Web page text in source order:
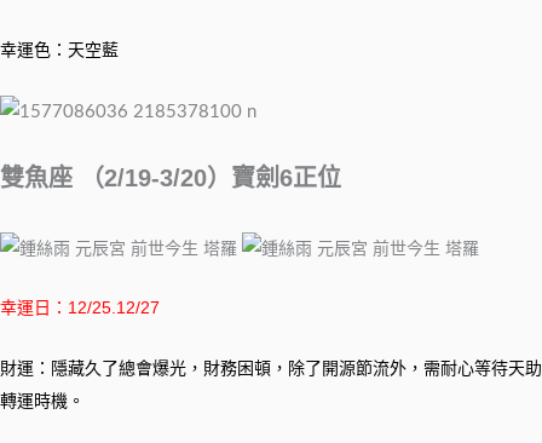
幸運色：天空藍
雙魚座 （2/19-3/20）寶劍6正位
幸運日：12/25.12/27
財運：隱藏久了總會爆光，財務困頓，除了開源節流外，需耐心等待天助
轉運時機。